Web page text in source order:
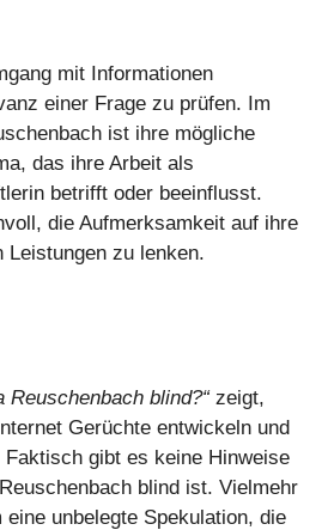
mit Informationen
einer Frage zu prüfen. Im
ist ihre mögliche
das ihre Arbeit als
betrifft oder beeinflusst.
die Aufmerksamkeit auf ihre
zu lenken.
Reuschenbach blind?“ zeigt,
Gerüchte entwickeln und
gibt es keine Hinweise
blind ist. Vielmehr
unbelegte Spekulation, die